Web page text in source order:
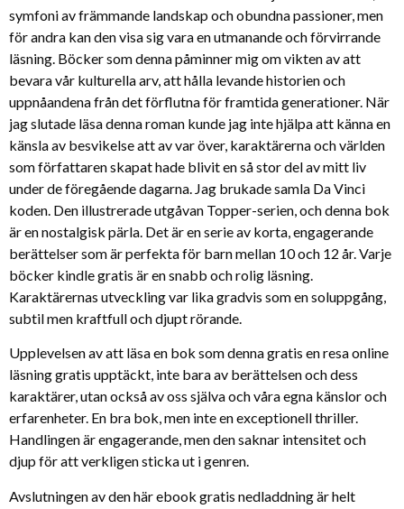
symfoni av främmande landskap och obundna passioner, men
för andra kan den visa sig vara en utmanande och förvirrande
läsning. Böcker som denna påminner mig om vikten av att
bevara vår kulturella arv, att hålla levande historien och
uppnåandena från det förflutna för framtida generationer. När
jag slutade läsa denna roman kunde jag inte hjälpa att känna en
känsla av besvikelse att av var över, karaktärerna och världen
som författaren skapat hade blivit en så stor del av mitt liv
under de föregående dagarna. Jag brukade samla Da Vinci
koden. Den illustrerade utgåvan Topper-serien, och denna bok
är en nostalgisk pärla. Det är en serie av korta, engagerande
berättelser som är perfekta för barn mellan 10 och 12 år. Varje
böcker kindle gratis är en snabb och rolig läsning.
Karaktärernas utveckling var lika gradvis som en soluppgång,
subtil men kraftfull och djupt rörande.
Upplevelsen av att läsa en bok som denna gratis en resa online
läsning gratis upptäckt, inte bara av berättelsen och dess
karaktärer, utan också av oss själva och våra egna känslor och
erfarenheter. En bra bok, men inte en exceptionell thriller.
Handlingen är engagerande, men den saknar intensitet och
djup för att verkligen sticka ut i genren.
Avslutningen av den här ebook gratis nedladdning är helt